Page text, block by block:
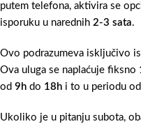
putem telefona, aktivira se
isporuku u narednih 2-3 sata.
Ovo podrazumeva isključivo
Ova uluga se naplaćuje fiksno
od 9h do 18h i to u periodu od
Ukoliko je u pitanju subota,